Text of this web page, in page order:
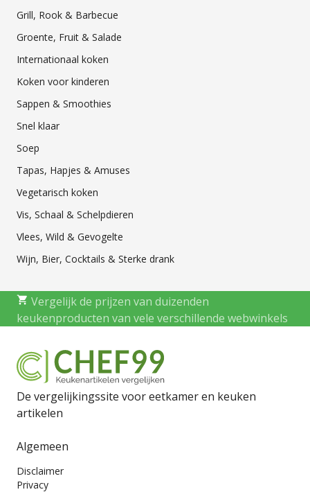
Grill, Rook & Barbecue
Groente, Fruit & Salade
Internationaal koken
Koken voor kinderen
Sappen & Smoothies
Snel klaar
Soep
Tapas, Hapjes & Amuses
Vegetarisch koken
Vis, Schaal & Schelpdieren
Vlees, Wild & Gevogelte
Wijn, Bier, Cocktails & Sterke drank
Vergelijk de prijzen van duizenden
keukenproducten van vele verschillende webwinkels
De vergelijkingssite voor eetkamer en keuken
artikelen
Algemeen
Disclaimer
Privacy